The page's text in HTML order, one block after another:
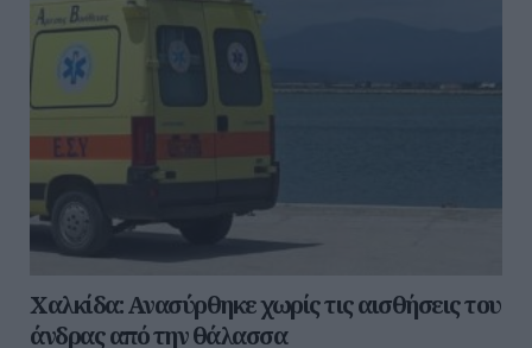
Χαλκίδα: Ανασύρθηκε χωρίς τις αισθήσεις του
άνδρας από την θάλασσα